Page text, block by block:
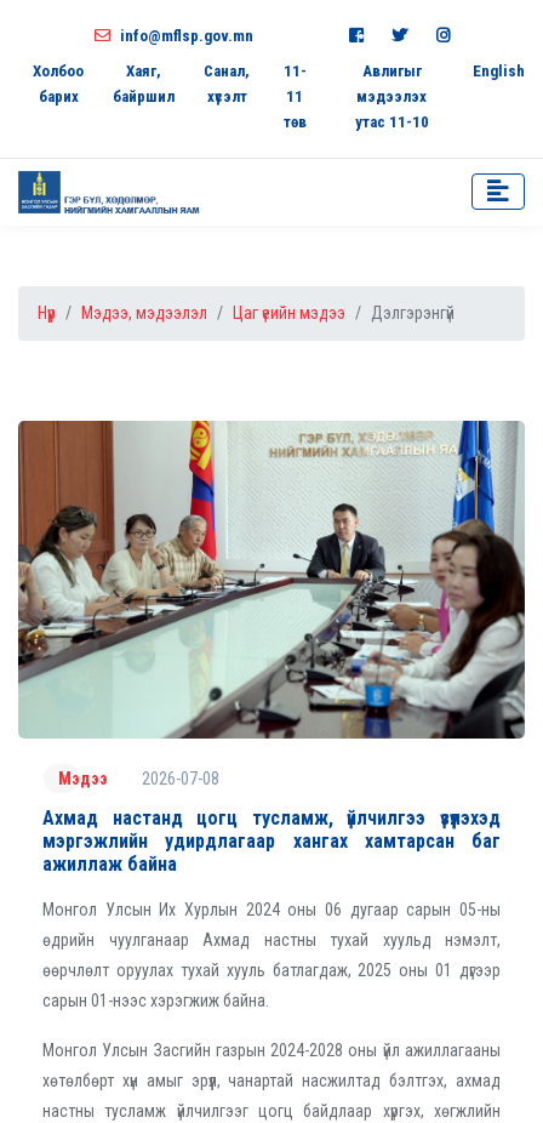
info@mflsp.gov.mn
Холбоо
барих
Хаяг,
байршил
Санал,
хүсэлт
11-
11
төв
Авлигыг
мэдээлэх
утас 11-10
English
Нүүр Мэдээ, мэдээлэл Цаг үеийн мэдээ Дэлгэрэнгүй
Мэдээ 2026-07-08
Ахмад настанд цогц тусламж, үйлчилгээ үзүүлэхэд
мэргэжлийн удирдлагаар хангах хамтарсан баг
ажиллаж байна
Монгол Улсын Их Хурлын 2024 оны 06 дугаар сарын 05-ны
өдрийн чуулганаар Ахмад настны тухай хуульд нэмэлт,
өөрчлөлт оруулах тухай хууль батлагдаж, 2025 оны 01 дүгээр
сарын 01-нээс хэрэгжиж байна.
Монгол Улсын Засгийн газрын 2024-2028 оны үйл ажиллагааны
хөтөлбөрт хүн амыг эрүүл, чанартай насжилтад бэлтгэх, ахмад
настны тусламж үйлчилгээг цогц байдлаар хүргэх, хөгжлийн